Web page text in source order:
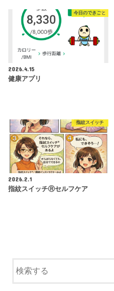
今日のできごと
2026.4.15
健康アプリ
指紋スイッチ
2026.2.1
指紋スイッチⓇセルフケア